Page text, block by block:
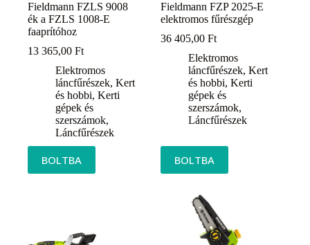
Fieldmann FZLS 9008
ék a FZLS 1008-E
faaprítóhoz
13 365,00 Ft
Elektromos
láncfűrészek, Kert
és hobbi, Kerti
gépek és
szerszámok,
Láncfűrészek
BOLTBA
Fieldmann FZP 2025-E
elektromos fűrészgép
36 405,00Ft
Elektromos
láncfűrészek,Kert
és hobbi,Kerti
gépek és
szerszámok,
Láncfűrészek
BOLTBA